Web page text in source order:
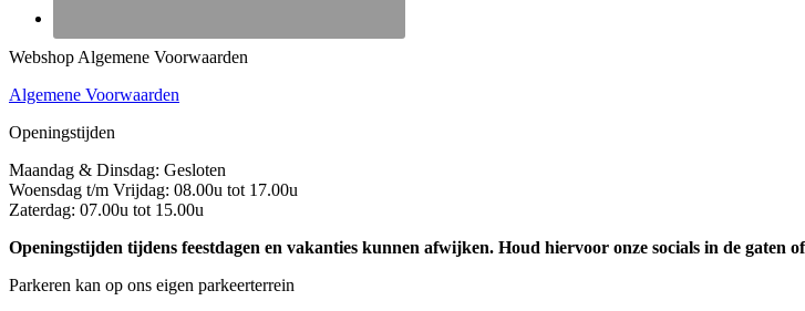
Webshop Algemene Voorwaarden
Algemene Voorwaarden
Openingstijden
Maandag & Dinsdag: Gesloten
Woensdag t/m Vrijdag: 08.00u tot 17.00u
Zaterdag: 07.00u tot 15.00u
Openingstijden tijdens feestdagen en vakanties kunnen afwijken. Houd hiervoor onze socials in de gaten
Parkeren kan op ons eigen parkeerterrein